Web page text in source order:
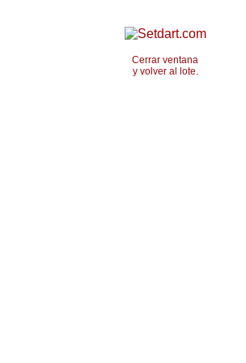
Cerrar ventana
y volver al lote.